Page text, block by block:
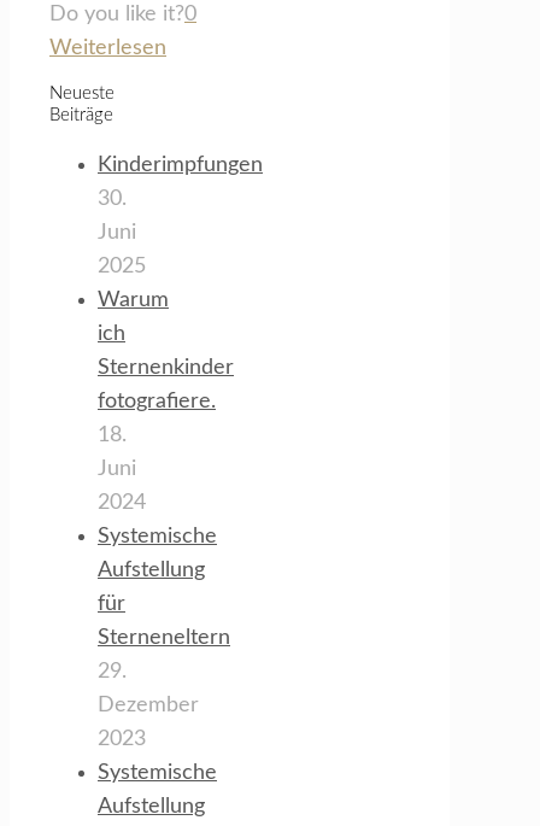
Do you like it?0
Weiterlesen
Neueste
Beiträge
Kinderimpfungen
30.
Juni
2025
Warum
ich
Sternenkinder
fotografiere.
18.
Juni
2024
Systemische
Aufstellung
für
Sterneneltern
29.
Dezember
2023
Systemische
Aufstellung